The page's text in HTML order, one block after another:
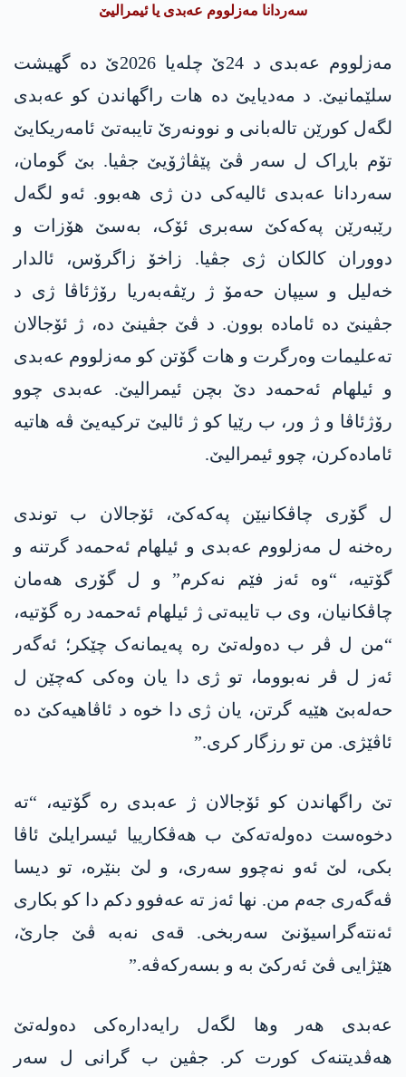
سەردانا مەزلووم عەبدی یا ئیمرالیێ
مەزلووم عەبدی د 24ێ چلەیا 2026ێ دە گھیشت
سلێمانیێ. د مەدیایێ دە ھات راگھاندن کو عەبدی
لگەل کورێن تالەبانی و نوونەرێ تایبەتێ ئامەریکایێ
تۆم باڕاک ل سەر ڤێ پێڤاژۆیێ جڤیا. بێ گومان،
سەردانا عەبدی ئالیەکی دن ژی ھەبوو. ئەو لگەل
رێبەرێن پەکەکێ سەبری ئۆک، بەسێ ھۆزات و
دووران کالکان ژی جڤیا. زاخۆ زاگرۆس، ئالدار
خەلیل و سیپان حەمۆ ژ رێڤەبەریا رۆژئاڤا ژی د
جڤینێ دە ئامادە بوون. د ڤێ جڤینێ دە، ژ ئۆجالان
تەعلیمات وەرگرت و ھات گۆتن کو مەزلووم عەبدی
و ئیلھام ئەحمەد دێ بچن ئیمرالیێ. عەبدی چوو
رۆژئاڤا و ژ ور، ب رێیا کو ژ ئالیێ ترکیەیێ ڤە ھاتیە
ئامادەکرن، چوو ئیمرالیێ.
ل گۆری چاڤکانیێن پەکەکێ، ئۆجالان ب توندی
رەخنە ل مەزلووم عەبدی و ئیلھام ئەحمەد گرتنە و
گۆتیە، “وە ئەز فێم نەکرم” و ل گۆری ھەمان
چاڤکانیان، وی ب تایبەتی ژ ئیلھام ئەحمەد رە گۆتیە،
“من ل ڤر ب دەولەتێ رە پەیمانەک چێکر؛ ئەگەر
ئەز ل ڤر نەبووما، تو ژی دا یان وەکی کەچێن ل
حەلەبێ هێیە گرتن، یان ژی دا خوە د ئاڤاھیەکێ دە
ئاڤێژی. من تو رزگار کری.”
تێ راگھاندن کو ئۆجالان ژ عەبدی رە گۆتیە، “تە
دخوەست دەولەتەکێ ب ھەڤکارییا ئیسرایلێ ئاڤا
بکی، لێ ئەو نەچوو سەری، و لێ بنێرە، تو دیسا
ڤەگەری جەم من. نھا ئەز تە عەفوو دکم دا کو بکاری
ئەنتەگراسیۆنێ سەربخی. قەی نەبە ڤێ جارێ،
ھێژایی ڤێ ئەرکێ بە و بسەرکەڤە.”
عەبدی ھەر وھا لگەل رایەدارەکی دەولەتێ
ھەڤدیتنەک کورت کر. جڤین ب گرانی ل سەر